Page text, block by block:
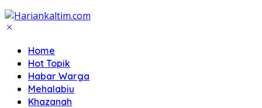
Home
Hot Topik
Habar Warga
Mehalabiu
Khazanah